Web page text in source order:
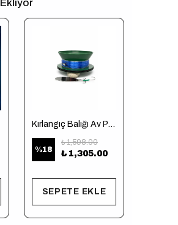
Ekliyor
Kırlangıç Balığı Av Paketi (Tekne için)
%18
₺ 1,598.00
₺ 1,305.00
SEPETE EKLE